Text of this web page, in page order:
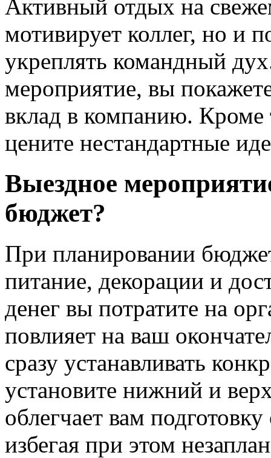
Активный отдых на
мотивирует коллег, но и
укреплять командный
мероприятие, вы
вклад в компанию. Кроме
цените нестандартные
Выездное
бюджет?
При планировании
питание, декорации и
денег вы потратите на
повлияет на ваш
сразу устанавливать
установите нижний и
облегчает вам
избегая при этом